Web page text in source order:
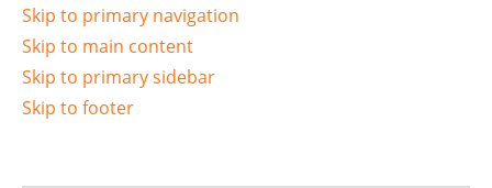
Skip to primary navigation
Skip to main content
Skip to primary sidebar
Skip to footer